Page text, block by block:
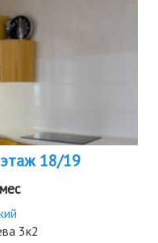
18/19
3к2